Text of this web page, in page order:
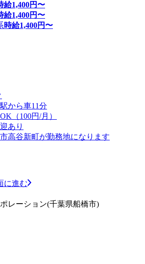
給1,400円〜
給1,400円〜
時給1,400円〜
から車11分
（100円/月）
あり
高谷新町が勤務地になります
に進む
レーション(千葉県船橋市)